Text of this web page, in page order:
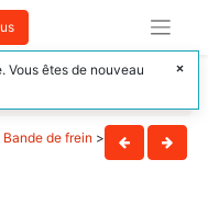
Bande de frein >
Vous êtes de nouveau